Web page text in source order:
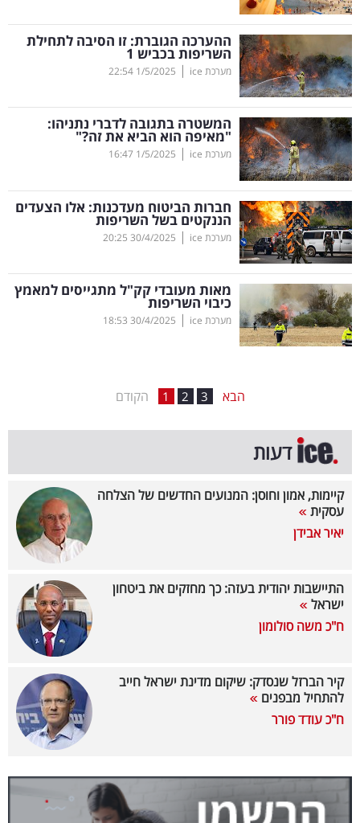
ספורט
קריירה
ולימודים
מינויים
רייטינג
רכב
בריאות
תרבות
ופנאי
תיירות
המילון
הכלכלי
פודקאסט
40
ניוזלטרים
ההערכה הגוברת: זו הסיבה לתחילת
השריפות בכביש 1
מערכת ice |
1/5/2025
22:54
המשטרה בתגובה לדברי נתניהו:
"מאיפה הוא הביא את זה?"
מערכת ice |
1/5/2025
16:47
חברות הביטוח מעדכנות: אלו הצעדים
הננקטים בשל השריפות
מערכת ice |
30/4/2025
20:25
מאות מעובדי קק"ל מתגייסים למאמץ
כיבוי השריפות
מערכת ice |
30/4/2025
18:53
הקודם 1 2 3 הבא
דעות
קיימות, אמון וחוסן: המנועים החדשים של הצלחה
עסקית
יאיר אבידן
התיישבות יהודית בעזה: כך מחזקים את ביטחון
ישראל
ח"כ משה סולומון
קיר הברזל שנסדק: שיקום מדינת ישראל חייב
להתחיל מבפנים
ח"כ עודד פורר